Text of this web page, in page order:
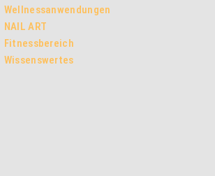
Wellnessanwendungen
NAIL ART
Fitnessbereich
Wissenswertes